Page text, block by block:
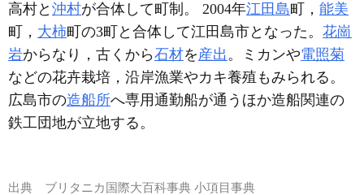
高村と 沖村が合体して町制。 2004年江田島町， 能美
町， 大柿町の3町と合体して江田島市となった。 花崗
岩からなり，古くから石材を産出。ミカンや電照菊
などの花卉栽培，沿岸漁業やカキ養殖もみられる。
広島市の造船所へ専用通勤船が通うほか造船関連の
鉄工団地が立地する。
出典 ブリタニカ国際大百科事典 小項目事典